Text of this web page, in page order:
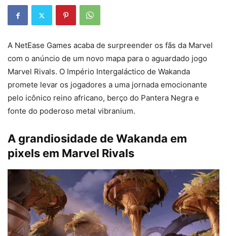
A NetEase Games acaba de surpreender os fãs da Marvel
com o anúncio de um novo mapa para o aguardado jogo
Marvel Rivals. O Império Intergaláctico de Wakanda
promete levar os jogadores a uma jornada emocionante
pelo icônico reino africano, berço do Pantera Negra e
fonte do poderoso metal vibranium.
A grandiosidade de Wakanda em
pixels em Marvel Rivals